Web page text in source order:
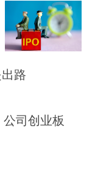
路
司创业板